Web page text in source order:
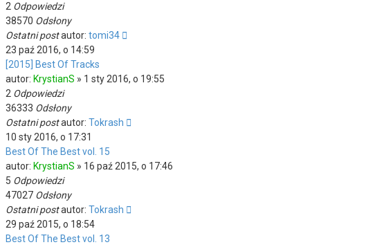
2 Odpowiedzi
38570 Odsłony
Ostatni postautor: tomi34
23 paź 2016, o 14:59
[2015] Best Of Tracks
autor: KrystianS » 1 sty 2016, o 19:55
2 Odpowiedzi
36333 Odsłony
Ostatni postautor: Tokrash
10 sty 2016, o 17:31
Best Of The Best vol. 15
autor: KrystianS » 16 paź 2015, o 17:46
5 Odpowiedzi
47027 Odsłony
Ostatni postautor: Tokrash
29 paź 2015, o 18:54
Best Of The Best vol. 13